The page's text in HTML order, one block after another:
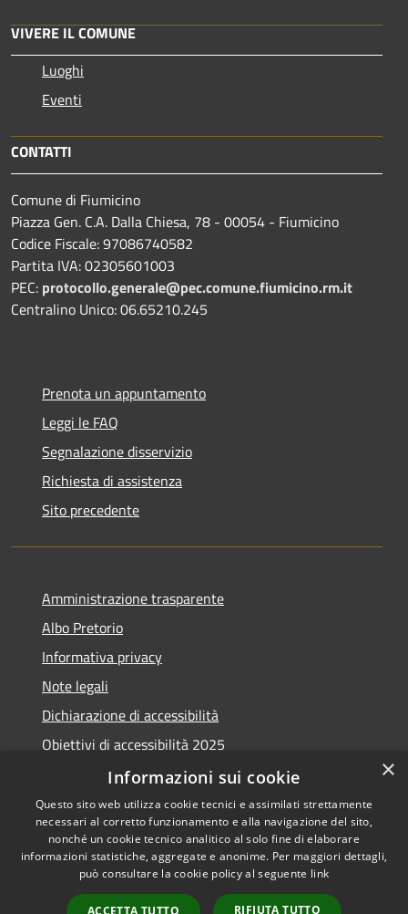
VIVERE IL COMUNE
Luoghi
Eventi
CONTATTI
Comune di Fiumicino
Piazza Gen. C.A. Dalla Chiesa, 78 - 00054 - Fiumicino
Codice Fiscale: 97086740582
Partita IVA: 02305601003
PEC: protocollo.generale@pec.comune.fiumicino.rm.it
Centralino Unico: 06.65210.245
Prenota un appuntamento
Leggi le FAQ
Segnalazione disservizio
Richiesta di assistenza
Sito precedente
Amministrazione trasparente
Albo Pretorio
Informativa privacy
Note legali
Dichiarazione di accessibilità
Obiettivi di accessibilità 2025
Meccanismo di feedback
RSS
Accessibilità
Copyright © 2026 • Comune di
Municipium• Accesso
×
Informazioni sui cookie
Questo sito web utilizza cookie tecnici e assimilati strettamente
necessari al corretto funzionamento e alla navigazione del sito,
nonché un cookie tecnico analitico al solo fine di elaborare
informazioni statistiche, aggregate e anonime. Per maggiori dettagli,
può consultare la cookie policy al seguente link
ACCETTA TUTTO RIFIUTA TUTTO